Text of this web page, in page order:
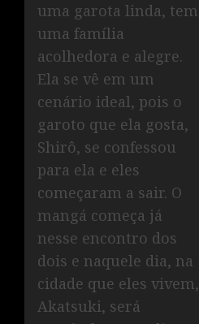
uma garota linda, tem
uma família
acolhedora e alegre.
Ela se vê em um
cenário ideal, pois o
garoto que ela gosta,
Shirô, se confessou
para ela e eles
começaram a sair. O
mangá começa já
nesse encontro dos
dois e naquele dia, na
cidade que eles vivem,
Akatsuki, será